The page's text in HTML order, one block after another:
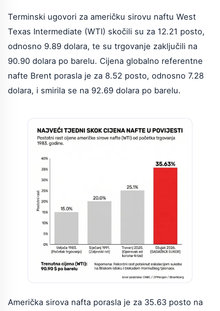
Terminski ugovori za američku sirovu naftu West
Texas Intermediate (WTI) skočili su za 12.21 posto,
odnosno 9.89 dolara, te su trgovanje zaključili na
90.90 dolara po barelu. Cijena globalno referentne
nafte Brent porasla je za 8.52 posto, odnosno 7.28
dolara, i smirila se na 92.69 dolara po barelu.
Američka sirova nafta porasla je za 35.63 posto na